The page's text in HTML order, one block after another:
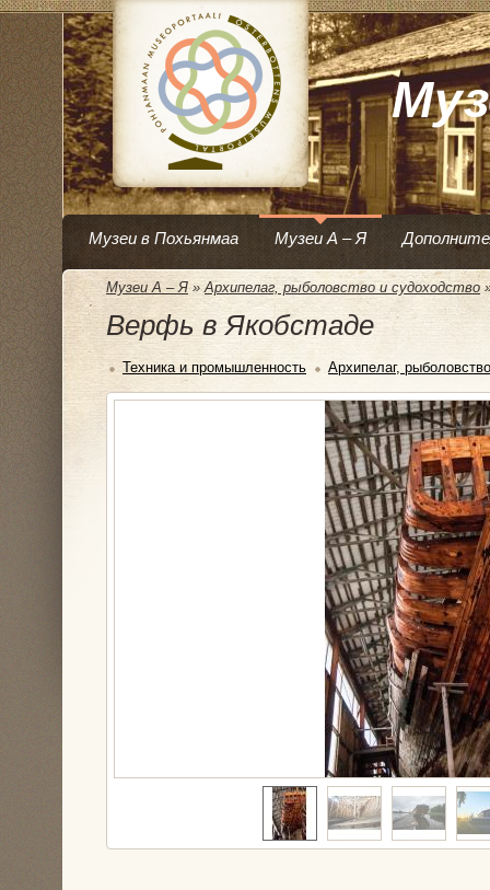
Музеи в Похьянмаа Музеи А – Я
Музеи А – Я »Архипелаг, рыболовство и судоходство
Верфь в Якобстаде
Техника и промышленность Архипелаг,